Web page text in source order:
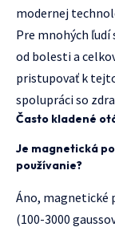
modernej
Pre mnohých ľudí
od bolesti a
pristupovať k
spolupráci so
Často kladené
Je magnetická
používanie?
Áno, magnetické
(100-3000